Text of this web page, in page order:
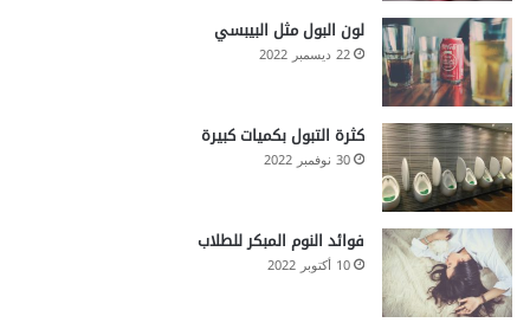
لون البول مثل البيبسي
22 ديسمبر 2022
كثرة التبول بكميات كبيرة
30 نوفمبر 2022
فوائد النوم المبكر للطلاب
10 أكتوبر 2022